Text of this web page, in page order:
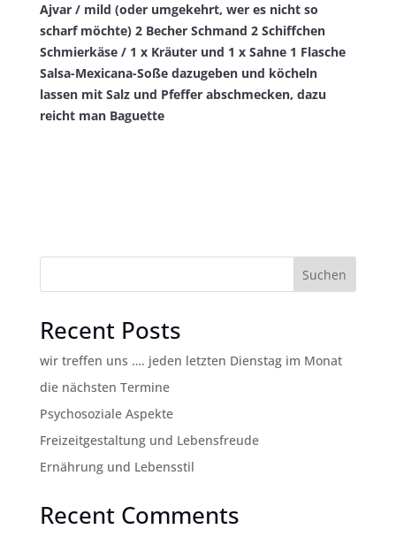
Ajvar / mild (oder umgekehrt, wer es nicht so
scharf möchte) 2 Becher Schmand 2 Schiffchen
Schmierkäse / 1 x Kräuter und 1 x Sahne 1 Flasche
Salsa-Mexicana-Soße dazugeben und köcheln
lassen mit Salz und Pfeffer abschmecken, dazu
reicht man Baguette
Suchen
Recent Posts
wir treffen uns …. jeden letzten Dienstag im Monat
die nächsten Termine
Psychosoziale Aspekte
Freizeitgestaltung und Lebensfreude
Ernährung und Lebensstil
Recent Comments